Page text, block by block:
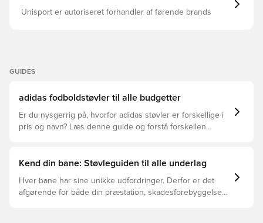
Unisport er autoriseret forhandler af førende brands
GUIDES
adidas fodboldstøvler til alle budgetter
Er du nysgerrig på, hvorfor adidas støvler er forskellige i
pris og navn? Læs denne guide og forstå forskellen
Kend din bane: Støvleguiden til alle underlag
Hver bane har sine unikke udfordringer. Derfor er det
afgørende for både din præstation, skadesforebyggelse